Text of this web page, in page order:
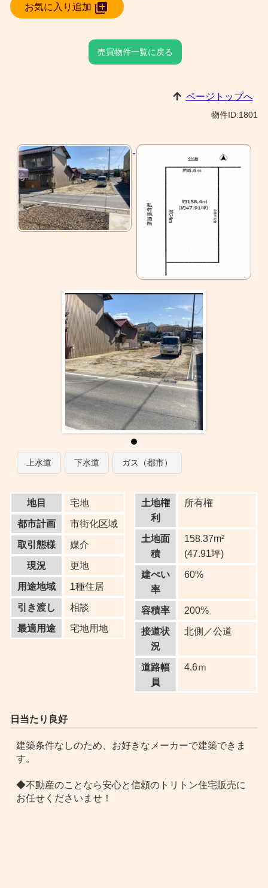
お気に入り追加 
売買物件一覧に戻る
ページトップへ
物件ID:1801
上水道 下水道 ガス（都市）
地目 宅地
都市計画 市街化区域
取引態様 媒介
現況 更地
用途地域 1種住居
引き渡し 相談
最適用途 宅地用地
土地権
利
所有権
土地面
積
158.37m²
(47.91坪)
建ぺい
率
60%
容積率 200%
接道状
況
北側／公道
道路幅
員
4.6ｍ
日当たり良好
建築条件なしのため、お好きなメーカーで建築できま
す。
◆不動産のことなら安心と信頼のトリトン住宅販売に
お任せくださいませ！